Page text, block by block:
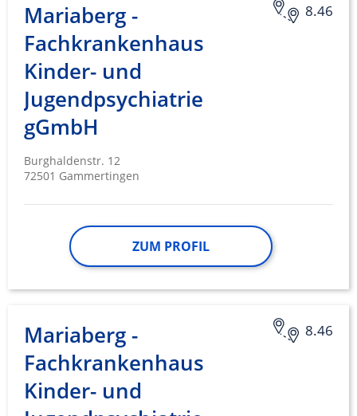
8.46
Mariaberg -
Fachkrankenhaus
Kinder- und
Jugendpsychiatrie
gGmbH
Burghaldenstr. 12
72501 Gammertingen
ZUM PROFIL
8.46
Mariaberg -
Fachkrankenhaus
Kinder- und